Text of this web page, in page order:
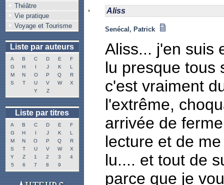
Théâtre
Vie pratique
Voyage et Tourisme
Liste par auteurs
A B C D E
F
G
H I J K
L
M
N O P Q
R
S
T U V W
X
Y
Z
Liste par titres
A B C D E
F
G
H I J K
L
M
N O P Q
R
S
T U V W
X
Y
Z 1 2 3
4
5
6 7 8 9
Aliss
Senécal, Patrick
Aliss... j'en suis
lu presque tous
c'est vraiment
l'extrême,
arrivée de
lecture et de
lu.... et tout de
parce que je